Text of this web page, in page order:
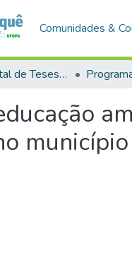
Comunidades &
Biblioteca Digital de Teses e Dissertações (BDTD)